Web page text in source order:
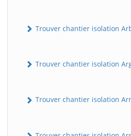
Trouver chantier isolation
Trouver chantier isolation
Trouver chantier isolation